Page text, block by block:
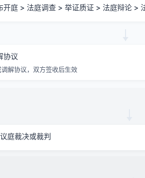
开庭 > 法庭调查 > 举证质证 > 法庭辩论 >
协议
调解协议，双方签收后生效
庭裁决或裁判